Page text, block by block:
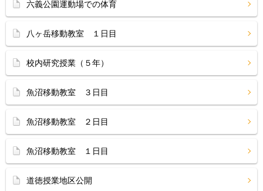
六義公園運動場での体育
八ヶ岳移動教室 １日目
校内研究授業（５年）
魚沼移動教室 ３日目
魚沼移動教室 ２日目
魚沼移動教室 １日目
道徳授業地区公開